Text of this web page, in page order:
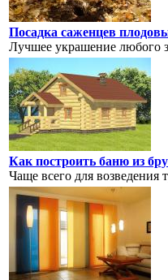
Посадка саженцев
Лучшее украшение любого
Как построить баню из
Чаще всего для возведения